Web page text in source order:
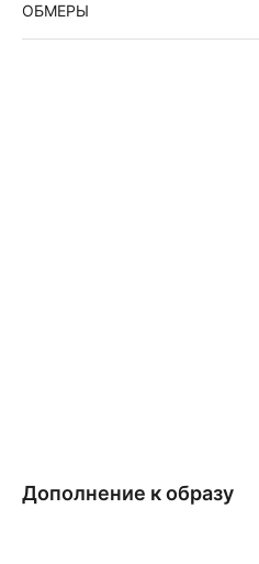
ОБМЕРЫ
Дополнение к образу